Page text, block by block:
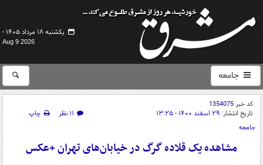
یکشنبه ۱۸ مرداد ۱۴۰۵ -
Aug 9 2026
جامعه
کد خبر1354075
تاریخ انتشار: ۲۹ اسفند ۱۴۰۰ - ۱۳:۲۵ ۱۱ نظر
چاپ
جامعه
مشاهده یک قلاده گرگ در خیابان‌های تهران +عکس